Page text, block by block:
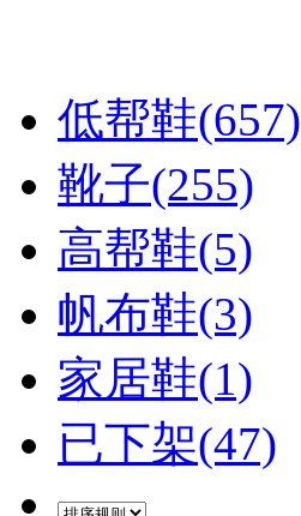
低帮鞋(657)
靴子(255)
高帮鞋(5)
帆布鞋(3)
家居鞋(1)
已下架(47)